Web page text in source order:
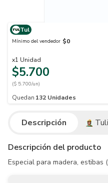
Tul
Mínimo del vendedor $0
x1 Unidad
$5.700
($ 5.700/un)
Quedan 132 Unidades
Descripción
Descripción del producto
Especial para madera, estibas